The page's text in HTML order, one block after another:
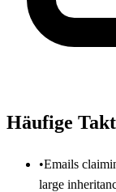
Häufige
•Emails
large